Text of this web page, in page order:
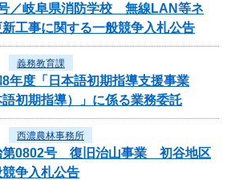
号／岐阜県消防学校 無線LAN等ネ
工事に関する一般競争入札公告
義務教育課
8年度「日本語初期指導支援事業
語初期指導）」に係る業務委託
西濃農林事務所
第0802号 復旧治山事業 初谷地区
争入札公告